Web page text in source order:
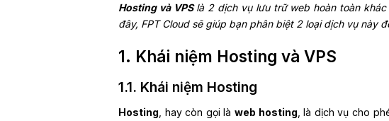
Hosting và VPSlà 2 dịch vụ lưu trữ web hoàn toàn khác
đây, FPT Cloud sẽ giúp bạn phân biệt 2 loại dịch vụ này
1. Khái niệm Hosting và VPS
1.1. Khái niệm Hosting
Hosting , hay còn gọi là web hosting , là dịch vụ cho